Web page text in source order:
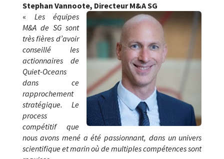
Stephan Vannoote, Directeur M&A SG
« Les équipes
M&A de SG sont
très fières d’avoir
conseillé les
actionnaires de
Quiet-Oceans
dans ce
rapprochement
stratégique. Le
process
compétitif que
nous avons mené a été passionnant, dans un univers
scientifique et marin où de multiples compétences sont